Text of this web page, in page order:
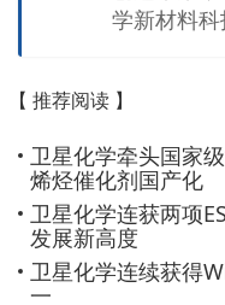
学新材料
品、氢能
持续研发
天、新能
领域，以
与世界分
生活更美
核心价值
【 推荐阅读 】
卫星化学牵头国家
烯烃催化剂国产化
卫星化学连获两项
发展新高度
卫星化学连续获得
一